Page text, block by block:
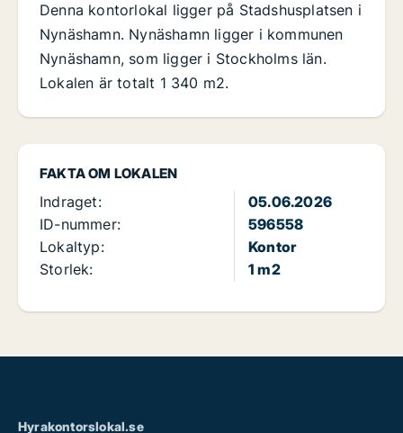
FAKTA OM LOKALEN
Indraget:
05.06.2026
ID-nummer:
596558
Lokaltyp:
Kontor
Storlek:
1 m2
Denna kontorlokal ligger på Stadshusplatsen i
Nynäshamn. Nynäshamn ligger i kommunen
Nynäshamn, som ligger i Stockholms län.
Lokalen är totalt 1 340 m2.
Hyrakontorslokal.se